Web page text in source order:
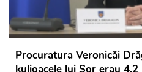
Procuratura Veronicăi
kulioacele lui Șor erau